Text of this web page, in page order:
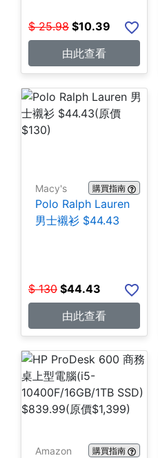
$ 25.98 $10.39
由此查看
Macy's 購買指南
Polo Ralph Lauren
男士襯衫 $44.43
$ 130 $44.43
由此查看
Amazon 購買指南